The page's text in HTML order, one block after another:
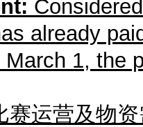
already
March 1, the
赛运营及物